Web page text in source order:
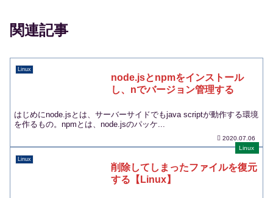
関連記事
Linux
node.jsとnpmをインストール
し、nでバージョン管理する
はじめにnode.jsとは、サーバーサイドでもjava scriptが動作する環境
を作るもの。npmとは、node.jsのパッケ...
2020.07.06
Linux
Linux
削除してしまったファイルを復元
する【Linux】